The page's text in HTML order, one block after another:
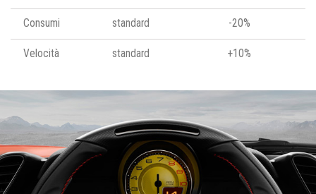
Consumi standard -20%
Velocità standard +10%